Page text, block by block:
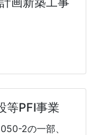
等PFI事業
2の一部、